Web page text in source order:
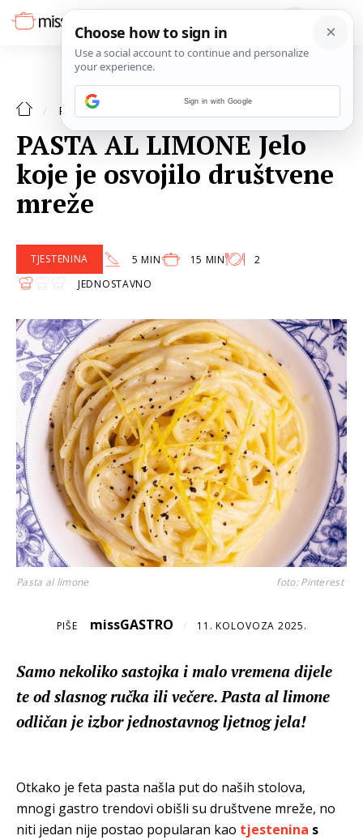
RECEPTI
PASTA AL LIMONE Jelo
koje je osvojilo društvene
mreže
TJESTENINA 5 MIN 15 MIN
2
JEDNOSTAVNO
Pasta al limone foto: Pinterest
PIŠE missGASTRO / 11. KOLOVOZA 2025.
Samo nekoliko sastojka i malo vremena dijele
te od slasnog ručka ili večere. Pasta al limone
odličan je izbor jednostavnog ljetnog jela!
Otkako je feta pasta našla put do naših stolova,
mnogi gastro trendovi obišli su društvene mreže, no
niti jedan nije postao popularan kao tjestenina s
Sign in with Google